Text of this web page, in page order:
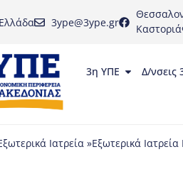
3ype@3ype.gr
Καστοριά
3η ΥΠΕ Δ/νσεις
Ιατρεία »Εξωτερικά